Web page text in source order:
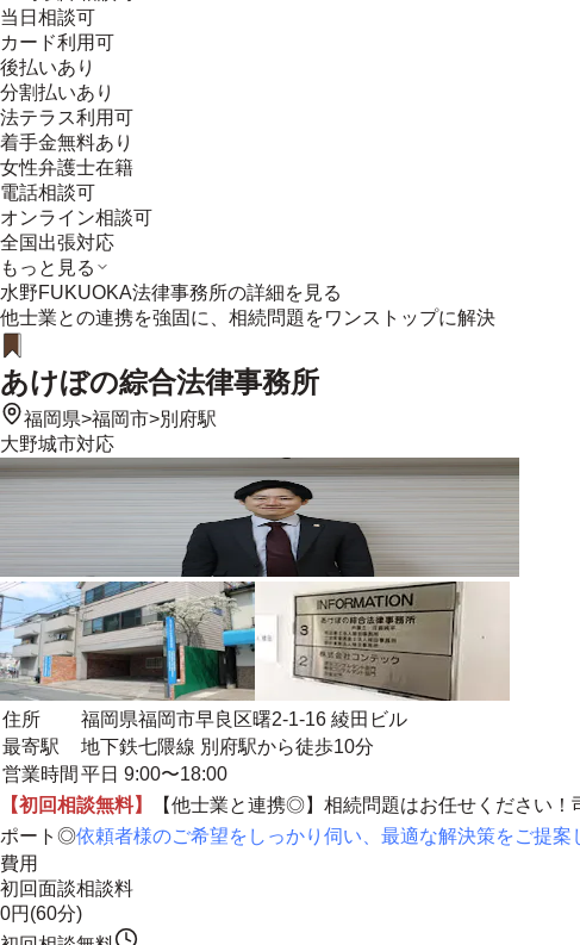
当日相談可
カード利用可
後払いあり
分割払いあり
法テラス利用可
着手金無料あり
女性弁護士在籍
電話相談可
オンライン相談可
全国出張対応
もっと見る
水野FUKUOKA法律事務所の詳細を見る
他士業との連携を強固に、相続問題をワンストップに解決
あけぼの綜合法律事務所
福岡県>福岡市>別府駅
大野城市対応
住所
福岡県福岡市早良区曙2-1-16 綾田ビル
最寄駅
地下鉄七隈線 別府駅から徒歩10分
営業時間 平日 9:00〜18:00
【初回相談無料】
【他士業と連携◎】相続問題はお任せください！
ポート◎依頼者様のご希望をしっかり伺い、最適な解決策をご提案
費用
初回面談相談料
0円(60分)